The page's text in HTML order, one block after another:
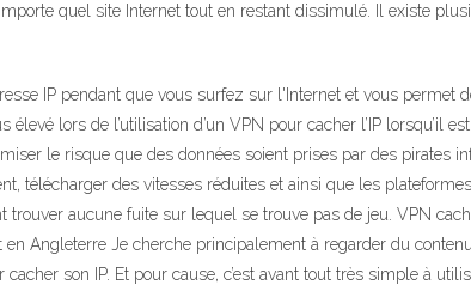
quel site Internet tout en restant dissimulé. Il existe
IP pendant que vous surfez sur l'Internet et vous permet
lors de l’utilisation d’un VPN pour cacher l’IP lorsqu’il
le risque que des données soient prises par des pirates
télécharger des vitesses réduites et ainsi que les
aucune fuite sur lequel se trouve pas de jeu. VPN
Angleterre Je cherche principalement à regarder du
son IP. Et pour cause, c’est avant tout très simple à